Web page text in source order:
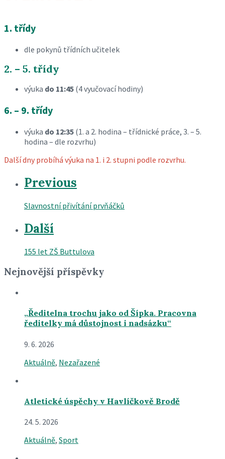
1. třídy
dle pokynů třídních učitelek
2. – 5. třídy
výuka do 11:45 (4 vyučovací hodiny)
6. – 9. třídy
výuka do 12:35 (1. a 2. hodina – třídnické práce, 3. – 5.
hodina – dle rozvrhu)
Další dny probíhá výuka na 1. i 2. stupni podle rozvrhu.
Previous
Slavnostní přivítání prvňáčků
Další
155 let ZŠ Buttulova
Nejnovější příspěvky
„Ředitelna trochu jako od Šípka. Pracovna
ředitelky má důstojnost i nadsázku“
9. 6. 2026
Aktuálně, Nezařazené
Atletické úspěchy v Havlíčkově Brodě
24. 5. 2026
Aktuálně, Sport